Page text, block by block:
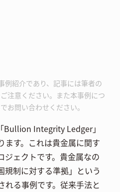
例紹介であり、記事には筆者の
注意ください。また本事例につ
お問い合わせください。
Bullion Integrity Ledger」
ます。これは貴金属に関す
ジェクトです。貴金属なの
規制に対する準拠」という
れる事例です。従来手法と